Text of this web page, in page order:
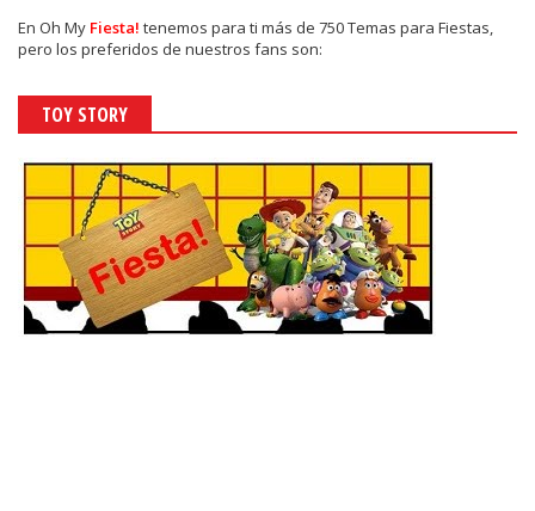
En Oh My Fiesta! tenemos para ti más de 750 Temas para Fiestas,
pero los preferidos de nuestros fans son:
TOY STORY